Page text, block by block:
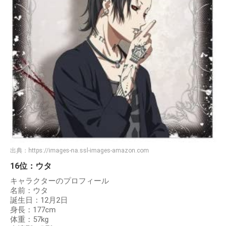
出典： https://images-na.ssl-images-amazon.com
16位：ウタ
キャラクターのプロフィール
名前：ウタ
誕生日：12月2日
身長：177cm
体重：57kg